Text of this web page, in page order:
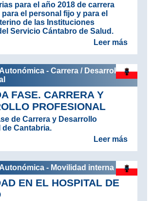
para el año 2018 de carrera
el personal fijo y para el
de las Instituciones
Servicio Cántabro de Salud.
Leer más
- Carrera / Desarrollo
FASE. CARRERA Y
PROFESIONAL
de Carrera y Desarrollo
de Cantabria.
Leer más
- Movilidad interna
EN EL HOSPITAL DE